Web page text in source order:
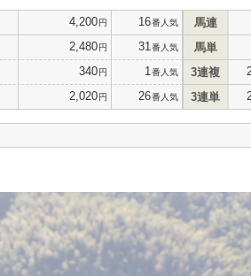
4,200円 16番人気
2,480円 31 番人気
340円 1 番人気
2,020円 26番人気
馬連
馬単
3連複
3連単